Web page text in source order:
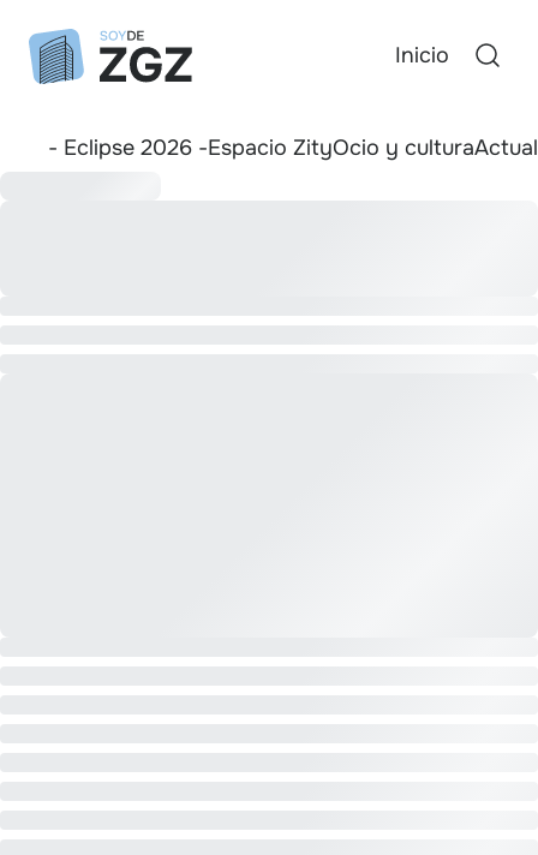
Inicio
- Eclipse 2026 -Espacio ZityOcio y cultura